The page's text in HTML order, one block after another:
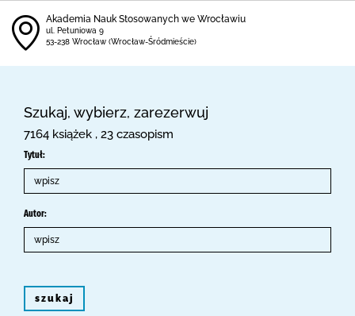
Akademia Nauk Stosowanych we Wrocławiu
ul. Petuniowa 9
53-238 Wrocław (Wrocław-Śródmieście)
Szukaj, wybierz, zarezerwuj
7164 książek , 23 czasopism
Tytuł:
Autor:
szukaj